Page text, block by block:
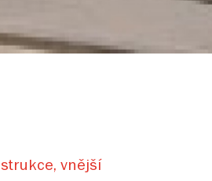
vnější